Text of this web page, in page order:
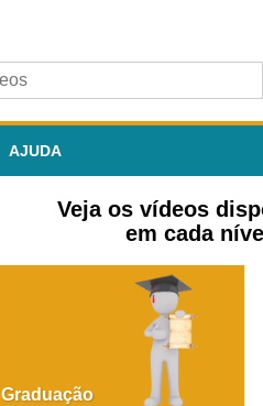
AJUDA
Veja os vídeos
em cada
Graduação